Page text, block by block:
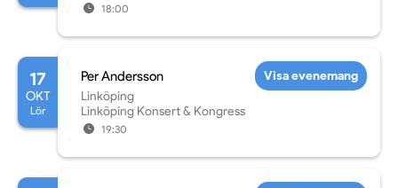
18:00
17
OKT
Lör
Per Andersson
Linköping
Linköping Konsert & Kongress
19:30
Visa evenemang